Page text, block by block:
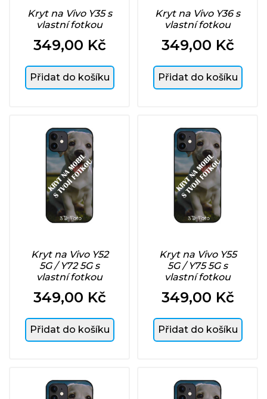
Kryt na Vivo Y35 s
vlastní fotkou
Cena
349,00 Kč
Přidat do košíku
Kryt na Vivo Y36 s
vlastní fotkou
Cena
349,00 Kč
Přidat do košíku
Kryt na Vivo Y52
5G / Y72 5G s
vlastní fotkou
Cena
349,00 Kč
Přidat do košíku
Kryt na Vivo Y55
5G / Y75 5G s
vlastní fotkou
Cena
349,00 Kč
Přidat do košíku